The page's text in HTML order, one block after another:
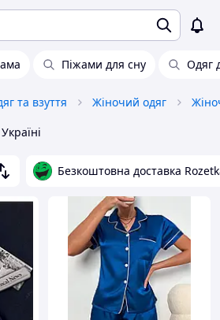
Піжами для сну Одяг
та взуття Жіночий одяг
Безкоштовна доставка